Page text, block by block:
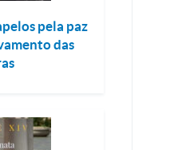
pela paz
das